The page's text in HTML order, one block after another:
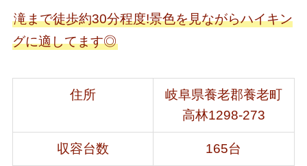
滝まで徒歩約30分程度!景色を見ながらハイキン
グに適してます◎
住所
岐阜県養老郡養老町
高林1298-273
収容台数 165台